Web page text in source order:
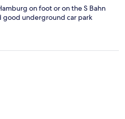
on foot or on the S Bahn
good underground car park